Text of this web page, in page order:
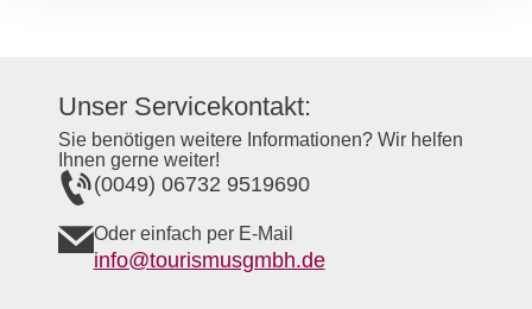
Unser Servicekontakt:
Sie benötigen weitere Informationen? Wir helfen
Ihnen gerne weiter!
(0049) 06732 9519690
Oder einfach per E-Mail
info@tourismusgmbh.de